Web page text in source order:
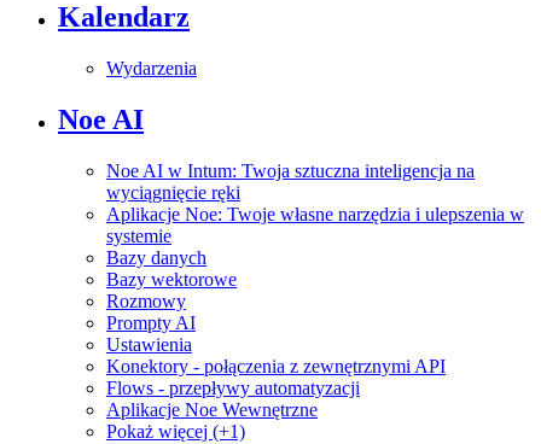
Kalendarz
Wydarzenia
Noe AI
Noe AI w Intum: Twoja sztuczna inteligencja na
wyciągnięcie ręki
Aplikacje Noe: Twoje własne narzędzia i ulepszenia w
systemie
Bazy danych
Bazy wektorowe
Rozmowy
Prompty AI
Ustawienia
Konektory - połączenia z zewnętrznymi API
Flows - przepływy automatyzacji
Aplikacje Noe Wewnętrzne
Pokaż więcej (+1)